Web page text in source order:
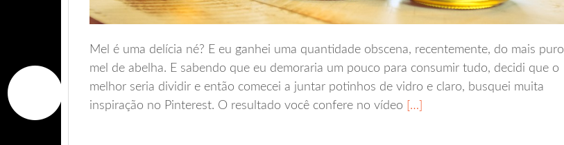
Mel é uma delícia né? E eu ganhei uma quantidade obscena, recentemente, do mais puro
mel de abelha. E sabendo que eu demoraria um pouco para consumir tudo, decidi que o
melhor seria dividir e então comecei a juntar potinhos de vidro e claro, busquei muita
inspiração no Pinterest. O resultado você confere no vídeo […]